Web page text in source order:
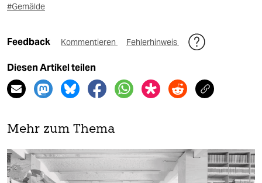
#Gemälde
Feedback Kommentieren Fehlerhinweis
Diesen Artikel teilen
Mehr zum Thema